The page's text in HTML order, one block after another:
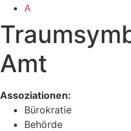
A
Amt
Assoziationen:
Bürokratie
Behörde